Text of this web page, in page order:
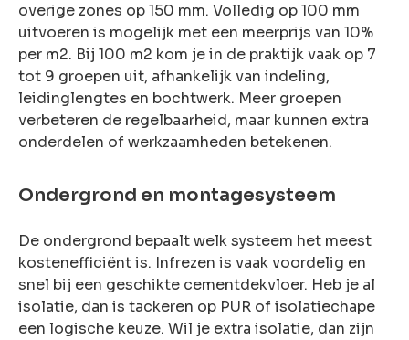
overige zones op 150 mm. Volledig op 100 mm
uitvoeren is mogelijk met een meerprijs van 10%
per m2. Bij 100 m2 kom je in de praktijk vaak op 7
tot 9 groepen uit, afhankelijk van indeling,
leidinglengtes en bochtwerk. Meer groepen
verbeteren de regelbaarheid, maar kunnen extra
onderdelen of werkzaamheden betekenen.
Ondergrond en montagesysteem
De ondergrond bepaalt welk systeem het meest
kostenefficiënt is. Infrezen is vaak voordelig en
snel bij een geschikte cementdekvloer. Heb je al
isolatie, dan is tackeren op PUR of isolatiechape
een logische keuze. Wil je extra isolatie, dan zijn